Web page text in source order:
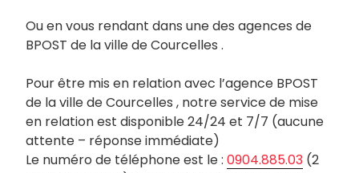
Ou en vous rendant dans une des agences de
BPOST de la ville de Courcelles .
Pour être mis en relation avec l’agence BPOST
de la ville de Courcelles , notre service de mise
en relation est disponible 24/24 et 7/7 (aucune
attente – réponse immédiate)
Le numéro de téléphone est le : 0904.885.03 (2